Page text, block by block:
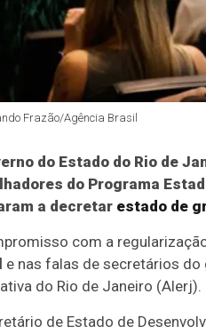
Frazão/Agência Brasil
do Estado do Rio de
do Programa
a decretar estado de
com a
e nas falas de secretários
do Rio de Janeiro (Alerj).
de Estado de